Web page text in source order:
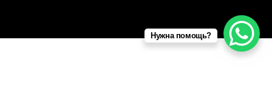
Нужна помощь?